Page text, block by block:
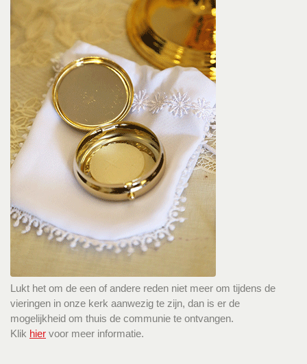
Lukt het om de een of andere reden niet meer om tijdens de
vieringen in onze kerk aanwezig te zijn, dan is er de
mogelijkheid om thuis de communie te ontvangen.
Klik hier voor meer informatie.